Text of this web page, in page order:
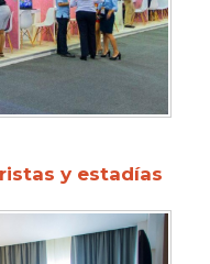
y estadías